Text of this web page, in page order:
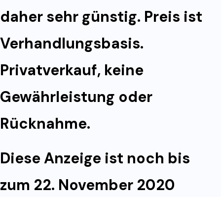
daher sehr günstig. Preis ist
Verhandlungsbasis.
Privatverkauf, keine
Gewährleistung oder
Rücknahme.
Diese Anzeige ist noch bis
zum 22. November 2020